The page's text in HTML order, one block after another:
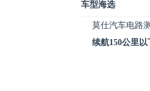
车型海选
莫仕汽车电路
续航150公里